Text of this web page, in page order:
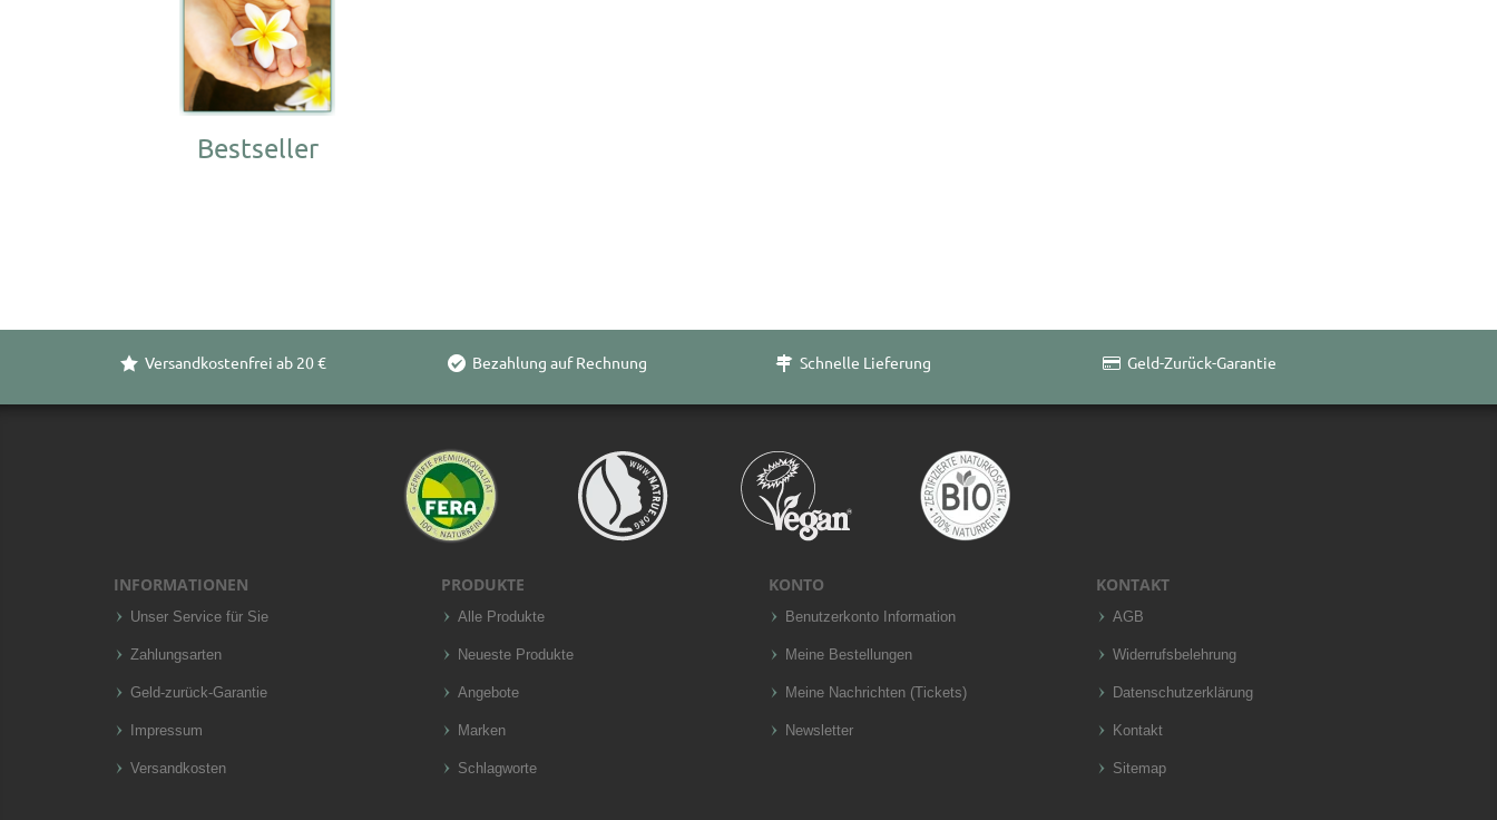
Bestseller
Versandkostenfrei ab 20 € Bezahlung auf Rechnung Schnelle Lieferung Geld-Zurück-Garantie
INFORMATIONEN
Unser Service für Sie
Zahlungsarten
Geld-zurück-Garantie
Impressum
Versandkosten
PRODUKTE
Alle Produkte
Neueste Produkte
Angebote
Marken
Schlagworte
KONTO
Benutzerkonto Information
Meine Bestellungen
Meine Nachrichten (Tickets)
Newsletter
KONTAKT
AGB
Widerrufsbelehrung
Datenschutzerklärung
Kontakt
Sitemap